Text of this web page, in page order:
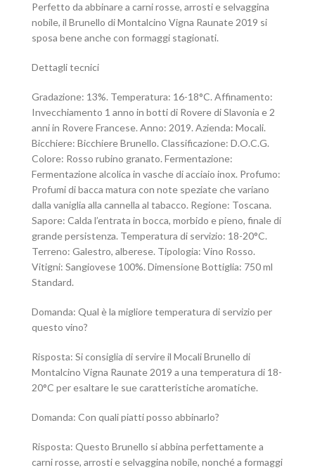
Perfetto da abbinare a carni rosse, arrosti e selvaggina
nobile, il Brunello di Montalcino Vigna Raunate 2019 si
sposa bene anche con formaggi stagionati.
Dettagli tecnici
Gradazione: 13%. Temperatura: 16-18°C. Affinamento:
Invecchiamento 1 anno in botti di Rovere di Slavonia e 2
anni in Rovere Francese. Anno: 2019. Azienda: Mocali.
Bicchiere: Bicchiere Brunello. Classificazione: D.O.C.G.
Colore: Rosso rubino granato. Fermentazione:
Fermentazione alcolica in vasche di acciaio inox. Profumo:
Profumi di bacca matura con note speziate che variano
dalla vaniglia alla cannella al tabacco. Regione: Toscana.
Sapore: Calda l’entrata in bocca, morbido e pieno, finale di
grande persistenza. Temperatura di servizio: 18-20°C.
Terreno: Galestro, alberese. Tipologia: Vino Rosso.
Vitigni: Sangiovese 100%. Dimensione Bottiglia: 750 ml
Standard.
Domanda: Qual è la migliore temperatura di servizio per
questo vino?
Risposta: Si consiglia di servire il Mocali Brunello di
Montalcino Vigna Raunate 2019 a una temperatura di 18-
20°C per esaltare le sue caratteristiche aromatiche.
Domanda: Con quali piatti posso abbinarlo?
Risposta: Questo Brunello si abbina perfettamente a
carni rosse, arrosti e selvaggina nobile, nonché a formaggi